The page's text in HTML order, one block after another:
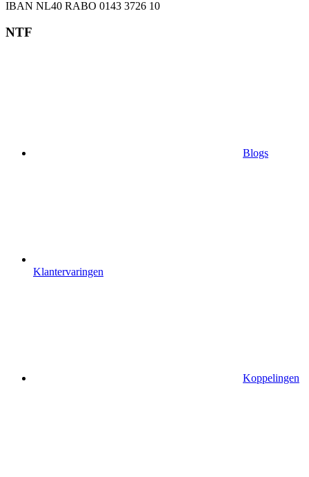
IBAN NL40 RABO 0143 3726 10
NTF
Blogs
Klantervaringen
Koppelingen